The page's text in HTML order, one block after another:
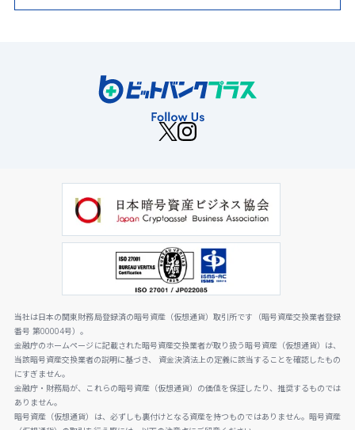
当社は日本の関東財務局登録済の暗号資産（仮想通貨）取引所です（暗号資産交換業者登録
番号 第00004号）。
金融庁のホームページに記載された暗号資産交換業者が取り扱う暗号資産（仮想通貨）は、
当該暗号資産交換業者の説明に基づき、 資金決済法上の定義に該当することを確認したもの
にすぎません。
金融庁・財務局が、これらの暗号資産（仮想通貨）の価値を保証したり、推奨するものでは
ありません。
暗号資産（仮想通貨）は、必ずしも裏付けとなる資産を持つものではありません。暗号資産